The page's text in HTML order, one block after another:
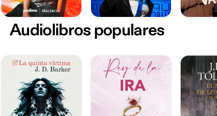
Audiolibros populares